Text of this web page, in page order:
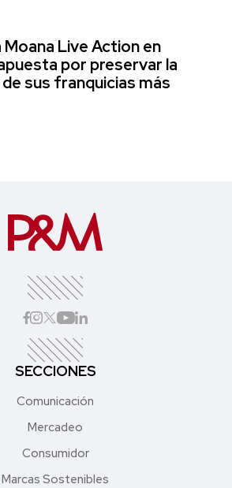
Live Action en
por preservar la
sus franquicias más
SECCIONES
Comunicación
Mercadeo
Consumidor
Marcas Sostenibles